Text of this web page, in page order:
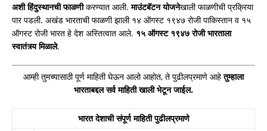
अशी हिंदुस्थानची फाळणीकरण्यात आली.माउंटबॅटनयोजनेखाली फाळणीची प्रक्रिया
पार पडली. अखंड भारताची फाळणी झाली १४ ऑगस्ट १९४७ रोजी पाकिस्तान व १५
ऑगस्ट रोजी भारत हे देश अस्तित्वात आले. १५ ऑगस्ट १९४७ रोजी भारताला
स्वातंत्र्य मिळाले.
आम्ही तुमच्यासाठी पूर्ण माहिती घेऊन आलो आहोत, ते पुढीलप्रमाणे आहेतुम्हाला
भारताबद्दल सर्व माहिती खाली भेटून जाईल.
भारत देशाची संपूर्ण माहिती पुढीलप्रमाणे